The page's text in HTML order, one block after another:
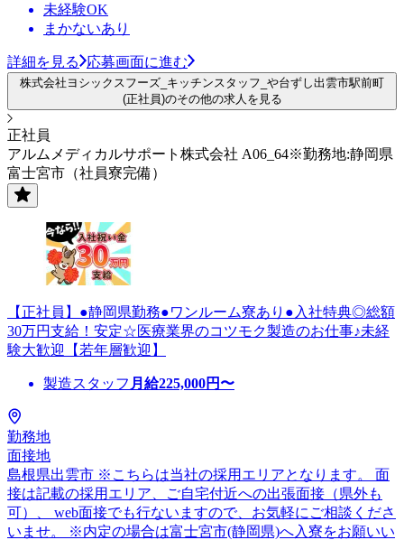
未経験OK
まかないあり
詳細を見る 応募画面に進む
株式会社ヨシックスフーズ_キッチンスタッフ_や台ずし出雲市駅前町
(正社員)のその他の求人を見る
正社員
アルムメディカルサポート株式会社 A06_64※勤務地:静岡県
富士宮市（社員寮完備）
【正社員】●静岡県勤務●ワンルーム寮あり●入社特典◎総額
30万円支給！安定☆医療業界のコツモク製造のお仕事♪未経
験大歓迎【若年層歓迎】
製造スタッフ 月給225,000円〜
勤務地
面接地
島根県出雲市 ※こちらは当社の採用エリアとなります。 面
接は記載の採用エリア、ご自宅付近への出張面接（県外も
可）、 web面接でも行ないますので、お気軽にご相談くださ
いませ。 ※内定の場合は富士宮市(静岡県)へ入寮をお願いい